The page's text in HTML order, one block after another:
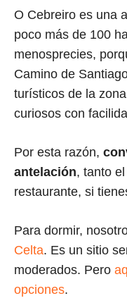
O Cebreiro es una
poco más de 100
menosprecies,
Camino de
turísticos de la
curiosos con
Por esta razón,
antelación, tanto
restaurante, si
Para dormir,
Celta. Es un sitio
moderados. Pero
opciones.